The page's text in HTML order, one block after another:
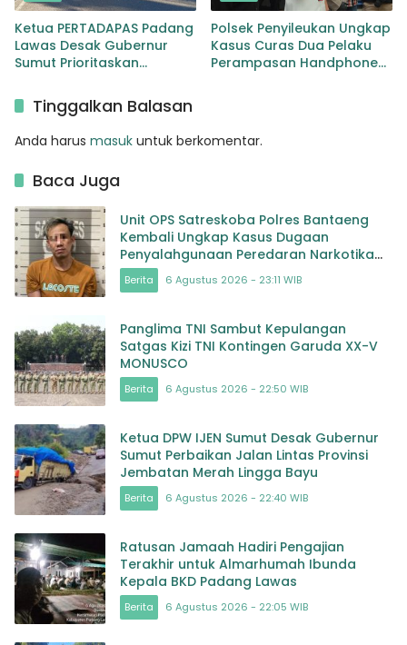
Ketua PERTADAPAS Padang
Lawas Desak Gubernur
Sumut Prioritaskan
Sibuhuan–Gunungtua
Polsek Penyileukan Ungkap
Kasus Curas Dua Pelaku
Perampasan Handphone
Tinggalkan Balasan
Anda harus masuk untuk berkomentar.
Baca Juga
Unit OPS Satreskoba Polres Bantaeng
Kembali Ungkap Kasus Dugaan
Penyalahgunaan Peredaran Narkotika
Jenis Sabu
Berita 6 Agustus 2026 - 23:11 WIB
Panglima TNI Sambut Kepulangan
Satgas Kizi TNI Kontingen Garuda XX-V
MONUSCO
Berita 6 Agustus 2026 - 22:50 WIB
Ketua DPW IJEN Sumut Desak Gubernur
Sumut Perbaikan Jalan Lintas Provinsi
Jembatan Merah Lingga Bayu
Berita 6 Agustus 2026 - 22:40 WIB
Ratusan Jamaah Hadiri Pengajian
Terakhir untuk Almarhumah Ibunda
Kepala BKD Padang Lawas
Berita 6 Agustus 2026 - 22:05 WIB